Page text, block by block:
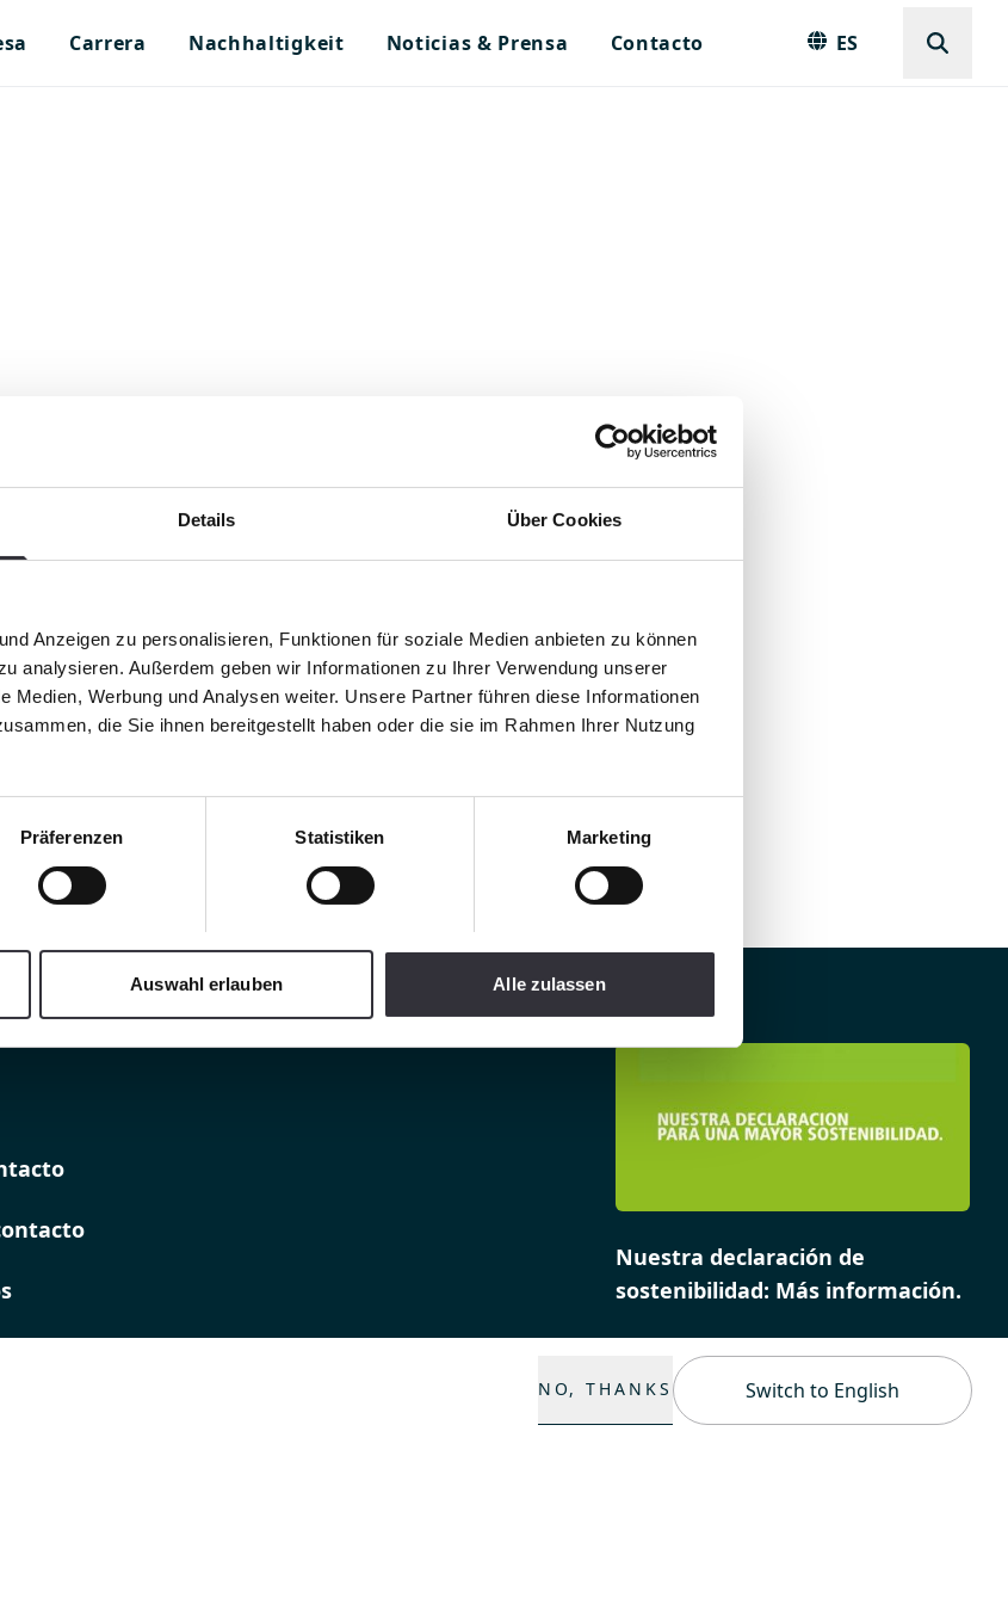
Details Über Cookies
Anzeigen zu personalisieren, Funktionen für soziale Medien anbieten zu können
analysieren. Außerdem geben wir Informationen zu Ihrer Verwendung unserer
Medien, Werbung und Analysen weiter. Unsere Partner führen diese Informationen
die Sie ihnen bereitgestellt haben oder die sie im Rahmen Ihrer Nutzung
Präferenzen Statistiken Marketing
Auswahl erlauben Alle zulassen
Carrera Nachhaltigkeit Noticias & Prensa Contacto ES
Nuestra declaración de
sostenibilidad: Más información.
NO, THANKS Switch to English